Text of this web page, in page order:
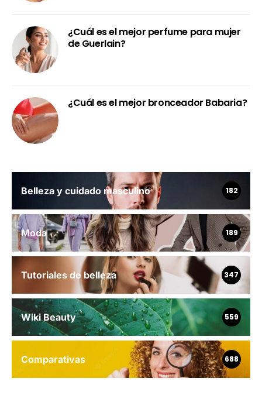
¿Cuál es el mejor perfume para mujer
de Guerlain?
¿Cuál es el mejor bronceador Babaria?
Belleza y cuidado masculino 182
Moda 189
Tutoriales de belleza 347
Wiki Beauty 559
Comparativas 688